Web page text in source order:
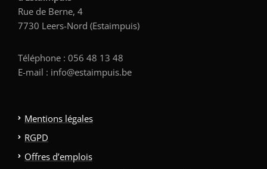
Rue de Berne, 4
7730 Leers-Nord (Estaimpuis)
Téléphone : 056 48 13 48
E-mail : info@estaimpuis.be
Mentions légales
RGPD
Offres d’emplois